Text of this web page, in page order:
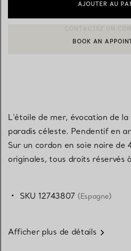
AJOUTER AU
CONTACTER UN CONSEILLER
BOOK AN
L'étoile de mer, évocation de
paradis céleste. Pendentif en
Sur un cordon en soie noire de
originales, tous droits réservés
SKU 12743807 (Espagne)
Afficher plus de détails